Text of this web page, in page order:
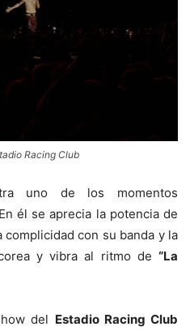
Racing Club
uno de los momentos
él se aprecia la potencia de
complicidad con su banda y la
y vibra al ritmo de “La
del Estadio Racing Club